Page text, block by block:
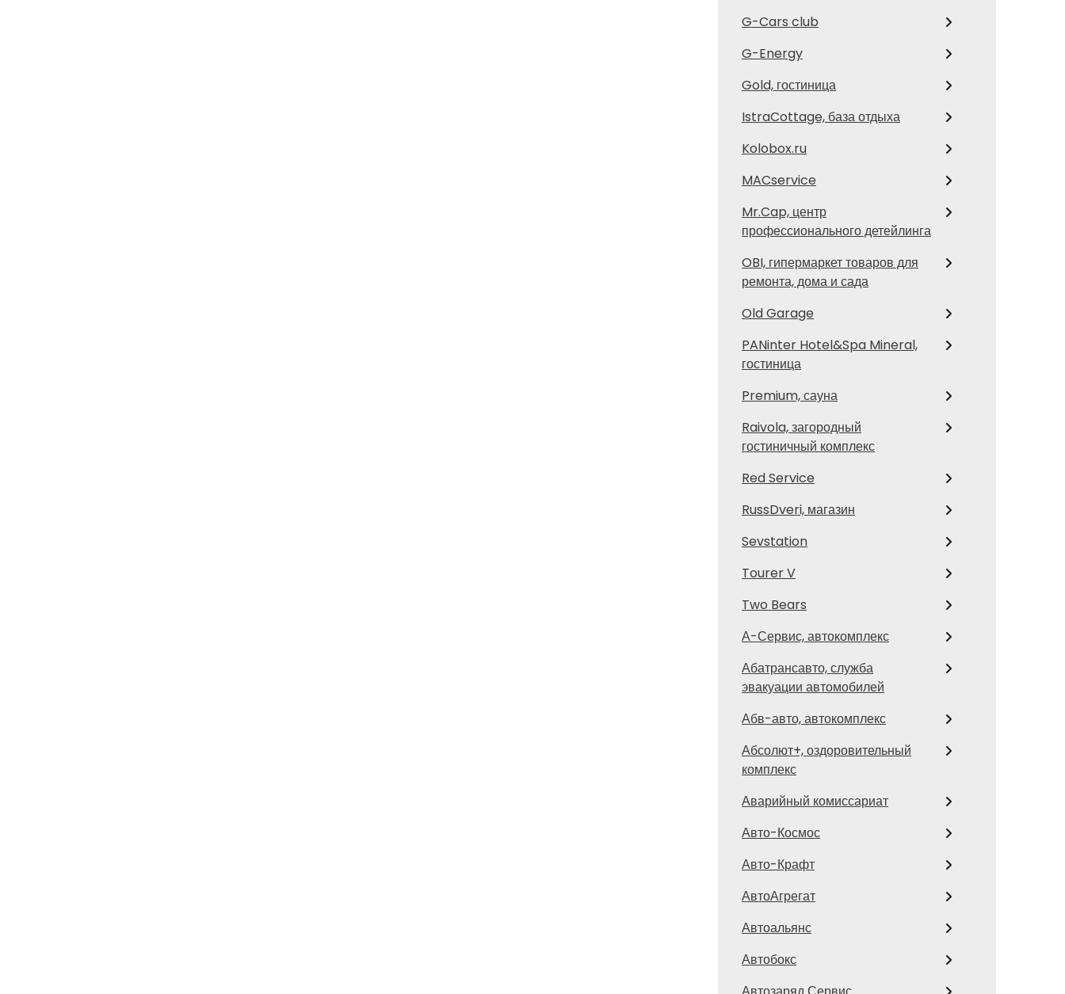
G-Cars club
G-Energy
Gold, гостиница
IstraCottage, база отдыха
Kolobox.ru
MACservice
Mr.Cap, центр
профессионального детейлинга
OBI, гипермаркет товаров для
ремонта, дома и сада
Old Garage
PANinter Hotel&Spa Mineral,
гостиница
Premium, сауна
Raivola, загородный
гостиничный комплекс
Red Service
RussDveri, магазин
Sevstation
Tourer V
Two Bears
А-Сервис, автокомплекс
Абатрансавто, служба
эвакуации автомобилей
Абв-авто, автокомплекс
Абсолют+, оздоровительный
комплекс
Аварийный комиссариат
Авто-Космос
Авто-Крафт
АвтоАгрегат
Автоальянс
Автобокс